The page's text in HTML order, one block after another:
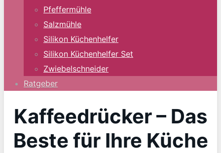
Pfeffermühle
Salzmühle
Silikon Küchenhelfer
Silikon Küchenhelfer Set
Zwiebelschneider
Ratgeber
Kaffeedrücker – Das
Beste für Ihre Küche